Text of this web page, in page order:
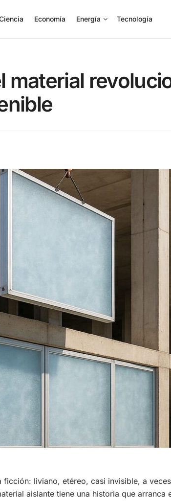
Economía Energía Tecnología
material
ficción: liviano, etéreo, casi invisible, a
aislante tiene una historia que